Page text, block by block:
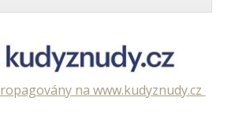
na www.kudyznudy.cz